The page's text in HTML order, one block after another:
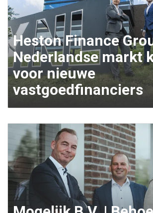
Heston Finance
Nederlandse markt
voor nieuwe
vastgoedfinanciers